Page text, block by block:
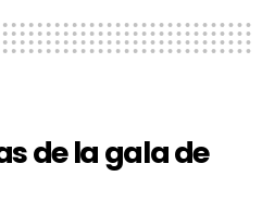
de la gala de